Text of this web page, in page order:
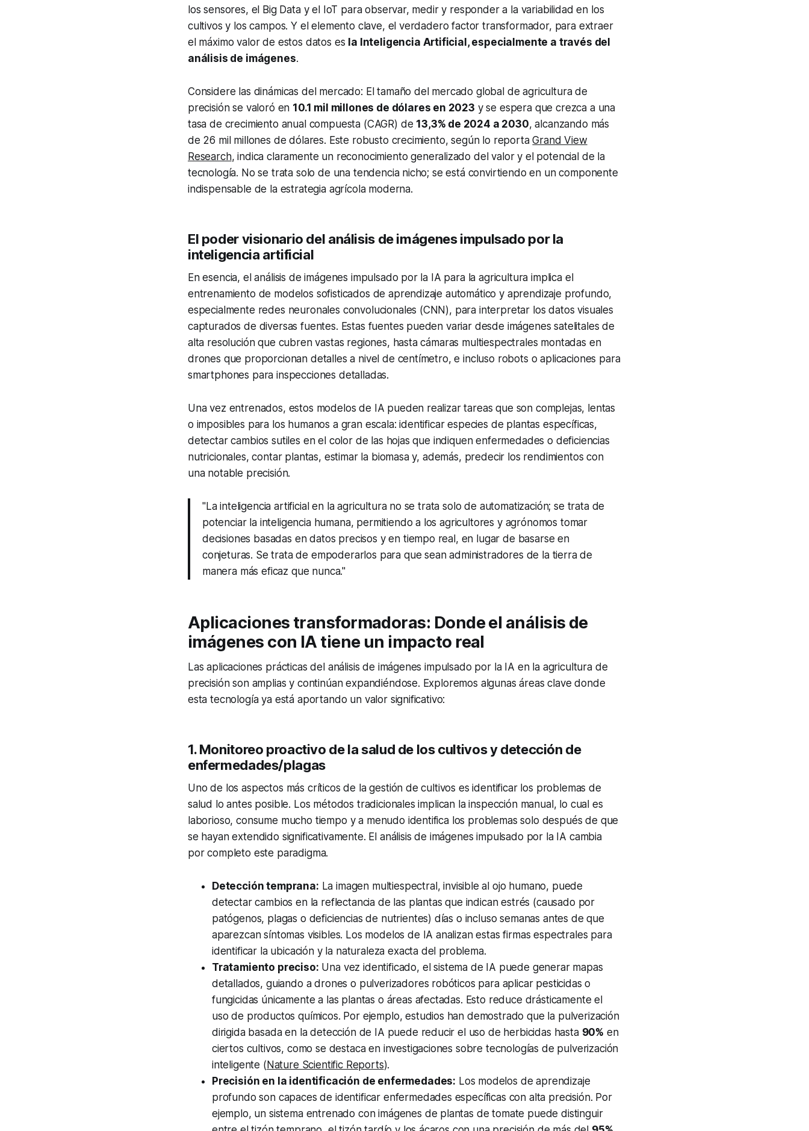
los sensores, el Big Data y el IoT para observar, medir y responder a la variabilidad en los
cultivos y los campos. Y el elemento clave, el verdadero factor transformador, para extraer
el máximo valor de estos datos es la Inteligencia Artificial, especialmente a través del
análisis de imágenes.
Considere las dinámicas del mercado: El tamaño del mercado global de agricultura de
precisión se valoró en 10.1 mil millones de dólares en 2023 y se espera que crezca a una
tasa de crecimiento anual compuesta (CAGR) de 13,3% de 2024 a 2030, alcanzando más
de 26 mil millones de dólares. Este robusto crecimiento, según lo reportaGrand View
Research, indica claramente un reconocimiento generalizado del valor y el potencial de la
tecnología. No se trata solo de una tendencia nicho; se está convirtiendo en un componente
indispensable de la estrategia agrícola moderna.
El poder visionario del análisis de imágenes impulsado por la
inteligencia artificial
En esencia, el análisis de imágenes impulsado por la IA para la agricultura implica el
entrenamiento de modelos sofisticados de aprendizaje automático y aprendizaje profundo,
especialmente redes neuronales convolucionales (CNN), para interpretar los datos visuales
capturados de diversas fuentes. Estas fuentes pueden variar desde imágenes satelitales de
alta resolución que cubren vastas regiones, hasta cámaras multiespectrales montadas en
drones que proporcionan detalles a nivel de centímetro, e incluso robots o aplicaciones para
smartphones para inspecciones detalladas.
Una vez entrenados, estos modelos de IA pueden realizar tareas que son complejas, lentas
o imposibles para los humanos a gran escala: identificar especies de plantas específicas,
detectar cambios sutiles en el color de las hojas que indiquen enfermedades o deficiencias
nutricionales, contar plantas, estimar la biomasa y, además, predecir los rendimientos con
una notable precisión.
"La inteligencia artificial en la agricultura no se trata solo de automatización; se trata de
potenciar la inteligencia humana, permitiendo a los agricultores y agrónomos tomar
decisiones basadas en datos precisos y en tiempo real, en lugar de basarse en
conjeturas. Se trata de empoderarlos para que sean administradores de la tierra de
manera más eficaz que nunca."
Aplicaciones transformadoras: Donde el análisis de
imágenes con IA tiene un impacto real
Las aplicaciones prácticas del análisis de imágenes impulsado por la IA en la agricultura de
precisión son amplias y continúan expandiéndose. Exploremos algunas áreas clave donde
esta tecnología ya está aportando un valor significativo:
1. Monitoreo proactivo de la salud de los cultivos y detección de
enfermedades/plagas
Uno de los aspectos más críticos de la gestión de cultivos es identificar los problemas de
salud lo antes posible. Los métodos tradicionales implican la inspección manual, lo cual es
laborioso, consume mucho tiempo y a menudo identifica los problemas solo después de que
se hayan extendido significativamente. El análisis de imágenes impulsado por la IA cambia
por completo este paradigma.
Detección temprana: La imagen multiespectral, invisible al ojo humano, puede
detectar cambios en la reflectancia de las plantas que indican estrés (causado por
patógenos, plagas o deficiencias de nutrientes) días o incluso semanas antes de que
aparezcan síntomas visibles. Los modelos de IA analizan estas firmas espectrales para
identificar la ubicación y la naturaleza exacta del problema.
Tratamiento preciso: Una vez identificado, el sistema de IA puede generar mapas
detallados, guiando a drones o pulverizadores robóticos para aplicar pesticidas o
fungicidas únicamente a las plantas o áreas afectadas. Esto reduce drásticamente el
uso de productos químicos. Por ejemplo, estudios han demostrado que la pulverización
dirigida basada en la detección de IA puede reducir el uso de herbicidas hasta 90% en
ciertos cultivos, como se destaca en investigaciones sobre tecnologías de pulverización
inteligente ( Nature Scientific Reports).
Precisión en la identificación de enfermedades: Los modelos de aprendizaje
profundo son capaces de identificar enfermedades específicas con alta precisión. Por
ejemplo, un sistema entrenado con imágenes de plantas de tomate puede distinguir